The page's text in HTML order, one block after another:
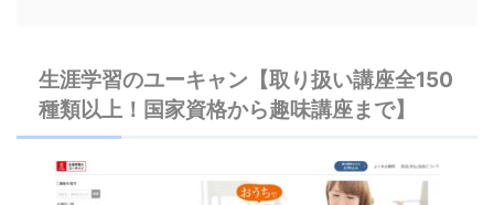
生涯学習のユーキャン【取り扱い講座全150
種類以上！国家資格から趣味講座まで】